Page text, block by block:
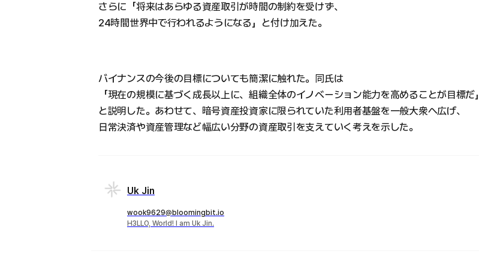
さらに「将来はあらゆる資産取引が時間の制約を受けず、
24時間世界中で行われるようになる」と付け加えた。
バイナンスの今後の目標についても簡潔に触れた。同氏は
「現在の規模に基づく成長以上に、組織全体のイノベーション能力を高めることが目標だ」
と説明した。あわせて、暗号資産投資家に限られていた利用者基盤を一般大衆へ広げ、
日常決済や資産管理など幅広い分野の資産取引を支えていく考えを示した。
Uk Jin
wook9629@bloomingbit.io
H3LLO, World! I am Uk Jin.